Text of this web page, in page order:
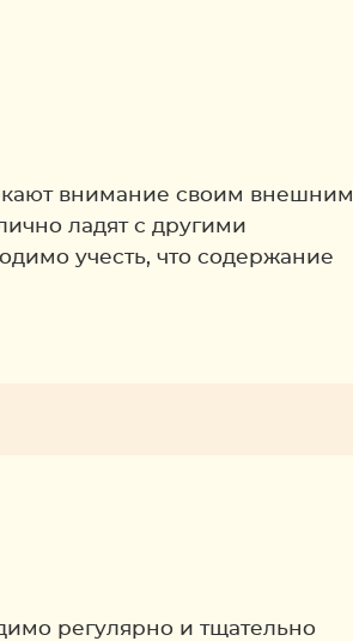
внимание своим внешним
ладят с другими
учесть, что содержание
регулярно и тщательно